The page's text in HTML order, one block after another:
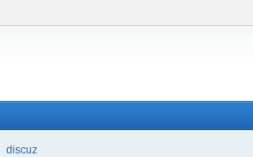
discuz